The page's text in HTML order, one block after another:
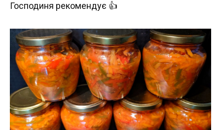
Господиня рекомендує 👍